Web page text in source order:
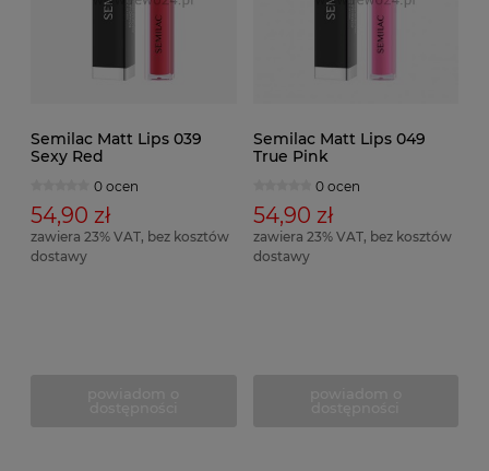
Semilac Matt Lips 039
Sexy Red
0 ocen
54,90 zł
zawiera 23% VAT, bez kosztów
dostawy
Semilac Matt Lips 049
True Pink
0 ocen
54,90 zł
zawiera 23% VAT, bez kosztów
dostawy